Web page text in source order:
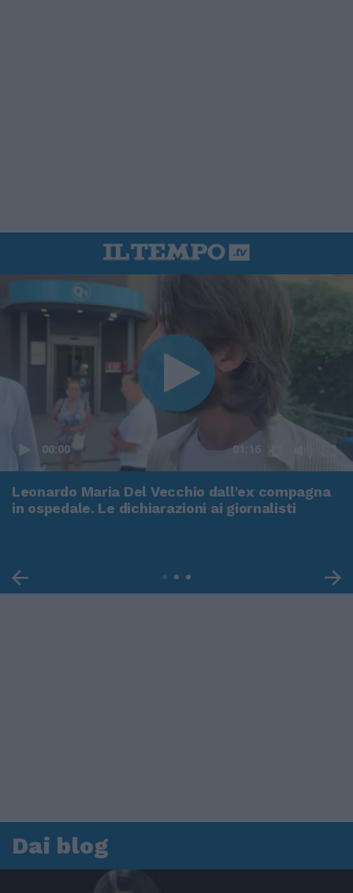
00:00 01:16
Leonardo Maria Del Vecchio dall'ex compagna
in ospedale. Le dichiarazioni ai giornalisti
Dai blog